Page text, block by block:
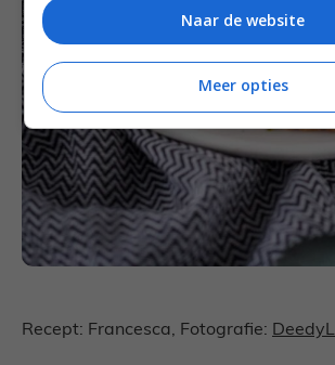
Recept: Francesca, Fotografie:
Naar de website
Meer opties